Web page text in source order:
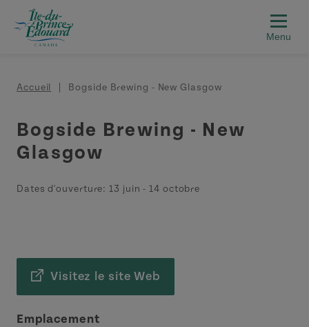
Aller au contenu principal
Fil d'Ariane
Accueil Bogside Brewing - New Glasgow
Bogside Brewing - New
Glasgow
Dates d'ouverture:13 juin -14 octobre
Visitez le site Web
Emplacement